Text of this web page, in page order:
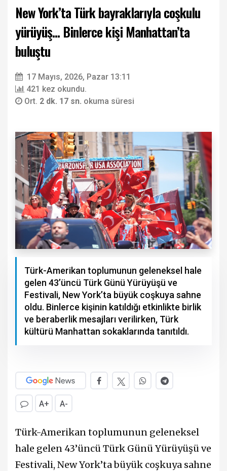
New York’ta Türk bayraklarıyla coşkulu
yürüyüş... Binlerce kişi Manhattan’ta
buluştu
17 Mayıs, 2026, Pazar 13:11
421 kez okundu.
Ort. 2 dk. 17 sn. okuma süresi
Türk-Amerikan toplumunun geleneksel hale
gelen 43’üncü Türk Günü Yürüyüşü ve
Festivali, New York’ta büyük coşkuya sahne
oldu. Binlerce kişinin katıldığı etkinlikte birlik
ve beraberlik mesajları verilirken, Türk
kültürü Manhattan sokaklarında tanıtıldı.
A+ A-
Türk-Amerikan toplumunun geleneksel
hale gelen 43’üncü Türk Günü Yürüyüşü ve
Festivali, New York’ta büyük coşkuya sahne